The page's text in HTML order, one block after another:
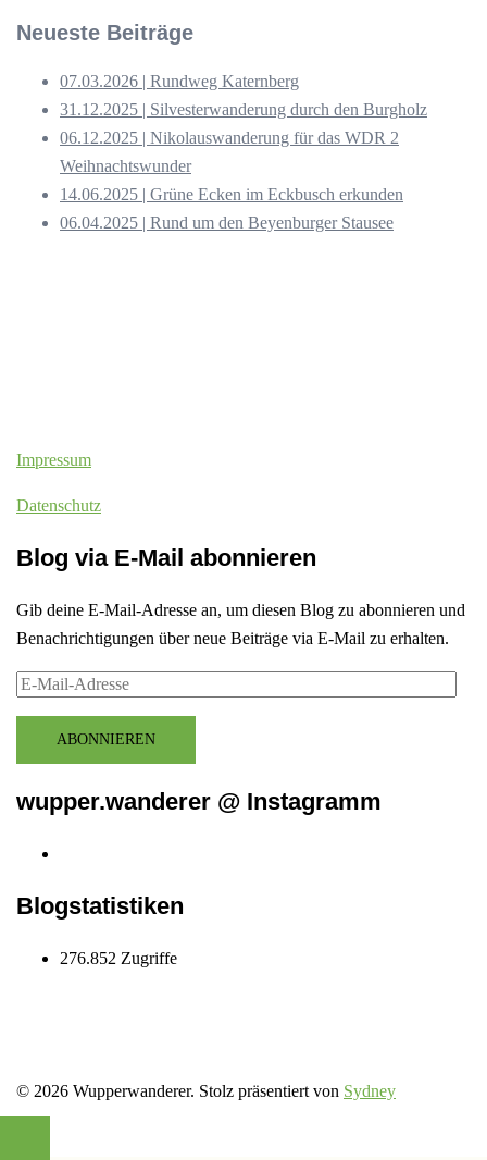
Neueste Beiträge
07.03.2026 | Rundweg Katernberg
31.12.2025 | Silvesterwanderung durch den Burgholz
06.12.2025 | Nikolauswanderung für das WDR 2
Weihnachtswunder
14.06.2025 | Grüne Ecken im Eckbusch erkunden
06.04.2025 | Rund um den Beyenburger Stausee
Impressum
Datenschutz
Blog via E-Mail abonnieren
Gib deine E-Mail-Adresse an, um diesen Blog zu abonnieren und
Benachrichtigungen über neue Beiträge via E-Mail zu erhalten.
E-
AdresseABONNIEREN
wupper.wanderer @ Instagramm
Blogstatistiken
276.852 Zugriffe
© 2026 Wupperwanderer. Stolz präsentiert von Sydney